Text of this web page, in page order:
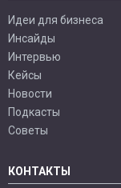
Идеи для бизнеса
Инсайды
Интервью
Кейсы
Новости
Подкасты
Советы
КОНТАКТЫ